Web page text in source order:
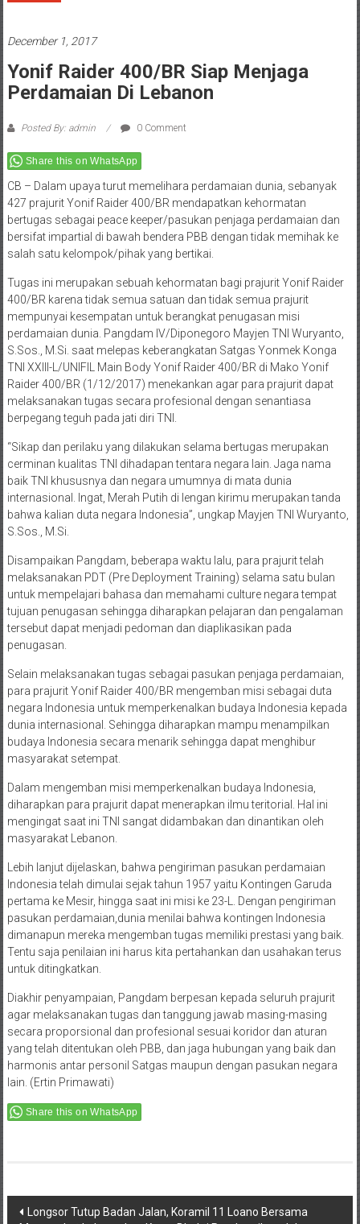
Yonif Raider 400/BR Siap Menjaga
Perdamaian Di Lebanon
Posted By: admin 0 Comment
Share this on WhatsApp
CB – Dalam upaya turut memelihara perdamaian dunia, sebanyak
427 prajurit Yonif Raider 400/BR mendapatkan kehormatan
bertugas sebagai peace keeper/pasukan penjaga perdamaian dan
bersifat impartial di bawah bendera PBB dengan tidak memihak ke
salah satu kelompok/pihak yang bertikai.
Tugas ini merupakan sebuah kehormatan bagi prajurit Yonif Raider
mempunyai kesempatan untuk berangkat penugasan misi
perdamaian dunia. Pangdam IV/Diponegoro Mayjen TNI Wuryanto,
S.Sos., M.Si. saat melepas keberangkatan Satgas Yonmek Konga
TNI XXIII-L/UNIFIL Main Body Yonif Raider 400/BR di Mako Yonif
Raider 400/BR (1/12/2017) menekankan agar para prajurit dapat
melaksanakan tugas secara profesional dengan senantiasa
berpegang teguh pada jati diri TNI.
“Sikap dan perilaku yang dilakukan selama bertugas merupakan
baik TNI khususnya dan negara umumnya di mata dunia
internasional. Ingat, Merah Putih di lengan kirimu merupakan tanda
bahwa kalian duta negara Indonesia”, ungkap Mayjen TNI Wuryanto,
S.Sos., M.Si.
Disampaikan Pangdam, beberapa waktu lalu, para prajurit telah
untuk mempelajari bahasa dan memahami culture negara tempat
tujuan penugasan sehingga diharapkan pelajaran dan pengalaman
tersebut dapat menjadi pedoman dan diaplikasikan pada
penugasan.
Selain melaksanakan tugas sebagai pasukan penjaga perdamaian,
negara Indonesia untuk memperkenalkan budaya Indonesia kepada
dunia internasional. Sehingga diharapkan mampu menampilkan
budaya Indonesia secara menarik sehingga dapat menghibur
masyarakat setempat.
Dalam mengemban misi memperkenalkan budaya Indonesia,
mengingat saat ini TNI sangat didambakan dan dinantikan oleh
masyarakat Lebanon.
Lebih lanjut dijelaskan, bahwa pengiriman pasukan perdamaian
pertama ke Mesir, hingga saat ini misi ke 23-L. Dengan pengiriman
pasukan perdamaian,dunia menilai bahwa kontingen Indonesia
dimanapun mereka mengemban tugas memiliki prestasi yang baik.
Tentu saja penilaian ini harus kita pertahankan dan usahakan terus
untuk ditingkatkan.
Diakhir penyampaian, Pangdam berpesan kepada seluruh prajurit
secara proporsional dan profesional sesuai koridor dan aturan
yang telah ditentukan oleh PBB, dan jaga hubungan yang baik dan
harmonis antar personil Satgas maupun dengan pasukan negara
lain. (Ertin Primawati)
Share this on WhatsApp
navigation
Masyarakat Laksanakan Karya Bhakti Pembersihan Jalan